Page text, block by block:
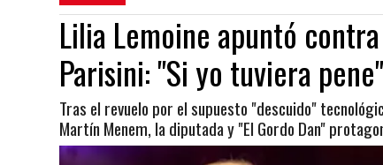
Lilia Lemoine apuntó
Parisini: "Si yo tuviera pene"
Tras el revuelo por el supuesto "descuido"
Martín Menem, la diputada y "El Gordo Dan"